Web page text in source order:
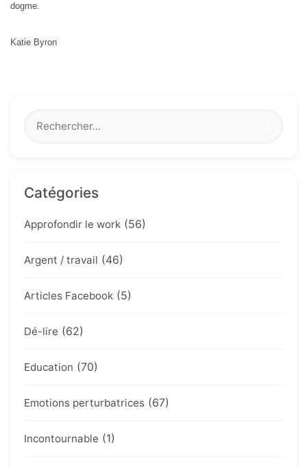
dogme.
Katie Byron
Catégories
Approfondir le work (56)
Argent / travail (46)
Articles Facebook (5)
Dé-lire (62)
Education (70)
Emotions perturbatrices (67)
Incontournable (1)